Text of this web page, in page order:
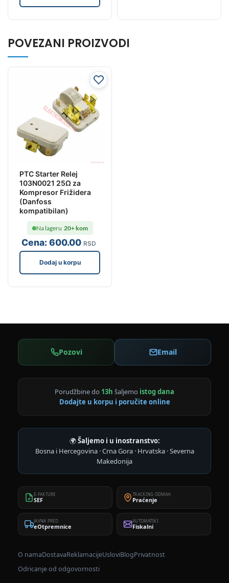
POVEZANI PROIZVODI
PTC Starter Relej
103N0021 25Ω za
Kompresor Frižidera
(Danfoss
kompatibilan)
Cena:600.00 RSD
Na lageru 20+ kom
Dodaj u korpu
Pozovi Email
Porudžbine do 13h šaljemo istog dana
Dodajte u korpu i poručite online
🌍Šaljemo i u inostranstvo:
Bosna i Hercegovina · Crna Gora · Hrvatska · Severna
Makedonija
E-FAKTURE
SEF
TRACKING ODMAH
Praćenje
JAVNA PRED.
eOtpremnice
AUTOMATSKI
Fiskalni
O namaDostavaReklamacijeUsloviBlogPrivatnost
Odricanje od odgovornosti